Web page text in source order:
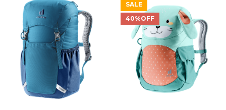
SALE
40%OFF